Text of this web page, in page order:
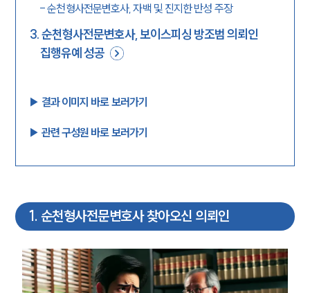
-순천형사전문변호사, 자백 및 진지한 반성 주장
3.순천형사전문변호사, 보이스피싱 방조범 의뢰인
집행유예 성공
▶︎ 결과 이미지 바로 보러가기
▶︎ 관련 구성원 바로 보러가기
1 . 순천형사전문변호사 찾아오신 의뢰인